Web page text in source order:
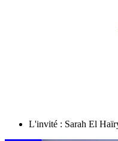
L'invité : Sarah El